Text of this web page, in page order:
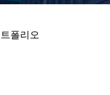
폴리오